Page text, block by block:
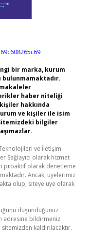
bir marka, kurum
bulunmamaktadır.
makaleler
haber niteliği
hakkında
ve kişiler ile isim
bilgiler
ve İletişim
Sağlayıcı olarak hizmet
proaktif olarak denetleme
Ancak, üyelerimiz
olup, siteye üye olarak
düşündüğünüz
adresine bildirmeniz
kaldırılacaktır.